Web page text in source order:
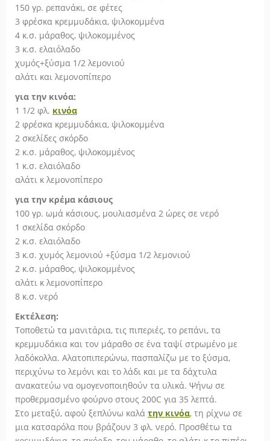
150 γρ. ρεπανάκι, σε φέτες
3 φρέσκα κρεμμυδάκια, ψιλοκομμένα
4 κ.σ. μάραθος, ψιλοκομμένος
3 κ.σ. ελαιόλαδο
χυμός+ξύσμα 1/2 λεμονιού
αλάτι και λεμονοπίπερο
για την κινόα:
1 1/2 φλ. κινόα
2 φρέσκα κρεμμυδάκια, ψιλοκομμένα
2 σκελίδες σκόρδο
2 κ.σ. μάραθος, ψιλοκομμένος
1 κ.σ. ελαιόλαδο
αλάτι κ λεμονοπίπερο
για την κρέμα κάσιους
100 γρ. ωμά κάσιους, μουλιασμένα 2 ώρες σε νερό
1 σκελίδα σκόρδο
2 κ.σ. ελαιόλαδο
3 κ.σ. χυμός λεμονιού +ξύσμα 1/2 λεμονιού
2 κ.σ. μάραθος, ψιλοκομμένος
αλάτι κ λεμονοπίπερο
8 κ.σ. νερό
Εκτέλεση:
Τοποθετώ τα μανιτάρια, τις πιπεριές, το ρεπάνι, τα
κρεμμυδάκια και τον μάραθο σε ένα ταψί στρωμένο με
λαδόκολλα. Αλατοπιπερώνω, πασπαλίζω με το ξύσμα,
περιχύνω το λεμόνι και το λάδι και με τα δάχτυλα
ανακατεύω να ομογενοποιηθούν τα υλικά. Ψήνω σε
προθερμασμένο φούρνο στους 200C για 35 λεπτά.
Στο μεταξύ, αφού ξεπλύνω καλά την κινόα, τη ρίχνω σε
μια κατσαρόλα που βράζουν 3 φλ. νερό. Προσθέτω τα